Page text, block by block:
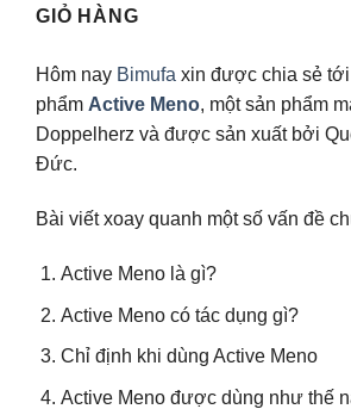
GIỎ HÀNG
Hôm nay Bimufa xin được chia sẻ
phẩm Active Meno, một sản phẩm
Doppelherz và được sản xuất bởi
Đức.
Bài viết xoay quanh một số vấn đề
Active Meno là gì?
Active Meno có tác dụng gì?
Chỉ định khi dùng Active Meno
Active Meno được dùng như thế